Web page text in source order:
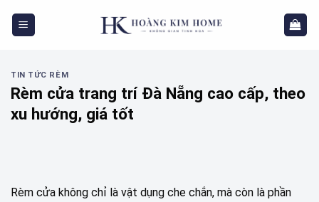
TIN TỨC RÈM
Rèm cửa trang trí Đà Nẵng cao cấp, theo
xu hướng, giá tốt
Rèm cửa không chỉ là vật dụng che chắn, mà còn là phần